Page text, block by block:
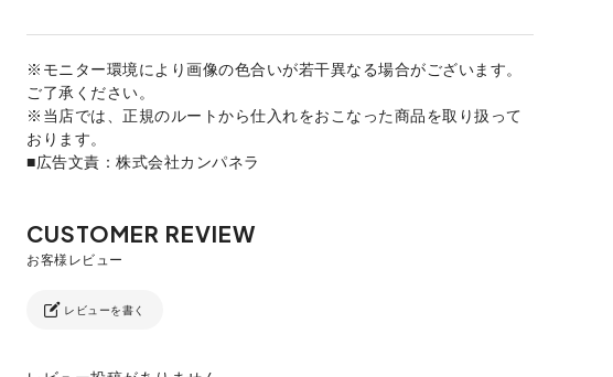
※モニター環境により画像の色合いが若干異なる場合がございます。
ご了承ください。
※当店では、正規のルートから仕入れをおこなった商品を取り扱って
おります。
■広告文責：株式会社カンパネラ
レビューを書く